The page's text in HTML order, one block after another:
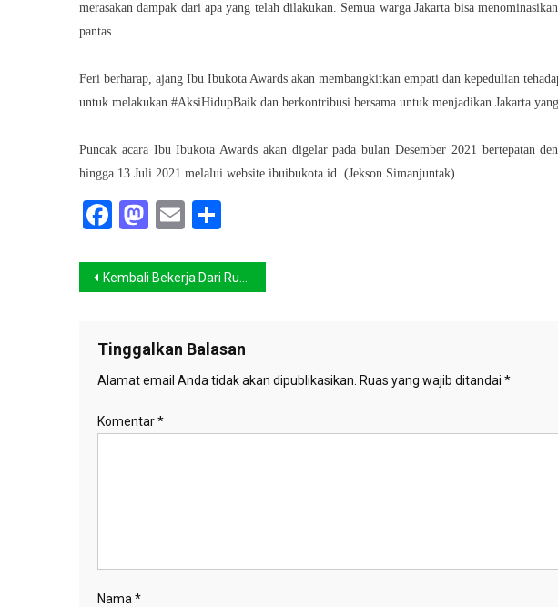
merasakan dampak dari apa yang telah dilakukan. Semua warga Jakarta bisa
pantas.
Feri berharap, ajang Ibu Ibukota Awards akan membangkitkan empati dan kepedulian
untuk melakukan #AksiHidupBaik dan berkontribusi bersama untuk menjadikan Jakarta
Puncak acara Ibu Ibukota Awards akan digelar pada bulan Desember 2021 bertepatan
hingga 13 Juli 2021 melalui website ibuibukota.id. (Jekson Simanjuntak)
Facebook
Mastodon
Email
Navigasi
Kembali Bekerja Dari Rumah, Aktivitas ini akan Menjaga Tubuh Anda Agar Tetap Sehat
Tinggalkan Balasan
Alamat email Anda tidak akan dipublikasikan. Ruas yang wajib ditandai *
Komentar*
Nama *